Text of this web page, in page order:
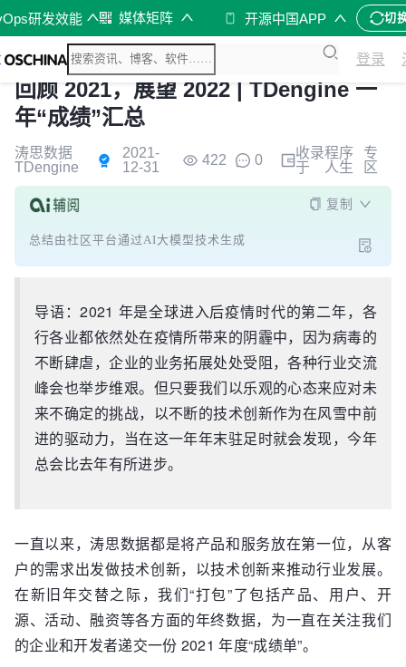
研发效能 媒体矩阵 开源中国APP 切
登录
回顾 2021，展望 2022 | TDengine 一
年“成绩”汇总
涛思数据
TDengine
2021-
12-31
422 0
收录
于
程序
人生
专
区
复制
总结由社区平台通过AI大模型技术生成
导语：2021 年是全球进入后疫情时代的第二年，各
行各业都依然处在疫情所带来的阴霾中，因为病毒的
不断肆虐，企业的业务拓展处处受阻，各种行业交流
峰会也举步维艰。但只要我们以乐观的心态来应对未
来不确定的挑战，以不断的技术创新作为在风雪中前
进的驱动力，当在这一年年末驻足时就会发现，今年
总会比去年有所进步。
一直以来，涛思数据都是将产品和服务放在第一位，从客
户的需求出发做技术创新，以技术创新来推动行业发展。
在新旧年交替之际，我们“打包”了包括产品、用户、开
源、活动、融资等各方面的年终数据，为一直在关注我们
的企业和开发者递交一份 2021 年度“成绩单”。